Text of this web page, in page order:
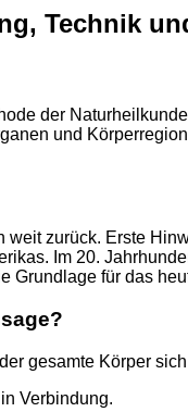
Technik
der
und
zurück. Erste
Im 20.
Grundlage für das
gesamte Körper
Verbindung.